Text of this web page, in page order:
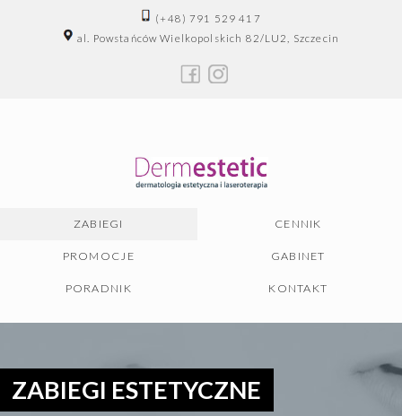
(+48) 791 529 417
al. Powstańców Wielkopolskich 82/LU2, Szczecin
ZABIEGI CENNIK
PROMOCJE GABINET
PORADNIK KONTAKT
ZABIEGI ESTETYCZNE